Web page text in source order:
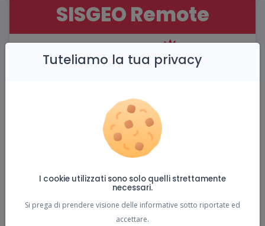
Tuteliamo la tua privacy
I cookie utilizzati sono solo quelli strettamente
necessari.
Si prega di prendere visione delle informative sotto riportate ed
accettare.
SISGEO Remote
Registrazione
Creazione di un nuovo account.
Nome completo (*)
E-mail (*)